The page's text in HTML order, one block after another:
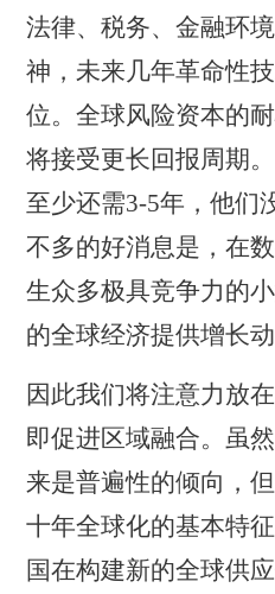
法律、税务、金融环
神，未来几年革命性
位。全球风险资本的
将接受更长回报周期
至少还需3-5年，他们
不多的好消息是，在
生众多极具竞争力的
的全球经济提供增长动
因此我们将注意力放
即促进区域融合。虽
来是普遍性的倾向，
十年全球化的基本特
国在构建新的全球供